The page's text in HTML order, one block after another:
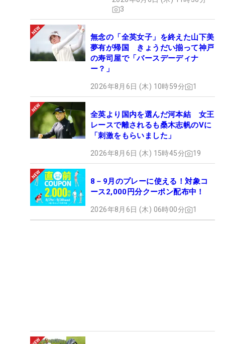
3
無念の「全英女子」を終えた山下美
夢有が帰国 きょうだい揃って神戸
の寿司屋で「バースデーディナ
ー？」
2026年8月6日 (木) 10時59分 1
全英より国内を選んだ河本結 女王
レースで離されるも桑木志帆のVに
「刺激をもらいました」
2026年8月6日 (木) 15時45分 19
8－9月のプレーに使える！対象コ
ース2,000円分クーポン配布中！
2026年8月6日 (木) 06時00分 1